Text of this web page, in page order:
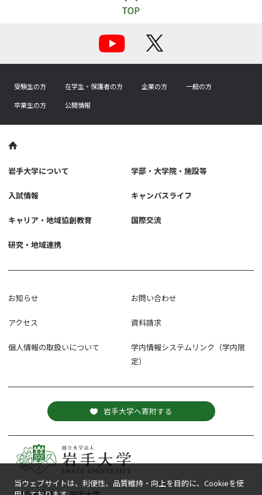
受験生の方 在学生・保護者の方 企業の方
一般の方
卒業生の方
公開情報
岩手大学について 学部・大学院・施設等
入試情報 キャンパスライフ
キャリア・地域協創教育 国際交流
研究・地域連携
お知らせ お問い合わせ
アクセス 資料請求
個人情報の取扱いについて
学内情報システムリンク（学内限
定）
岩手大学へ寄附する
当ウェブサイトは、利便性、品質維持・向上を目的に、Cookieを使